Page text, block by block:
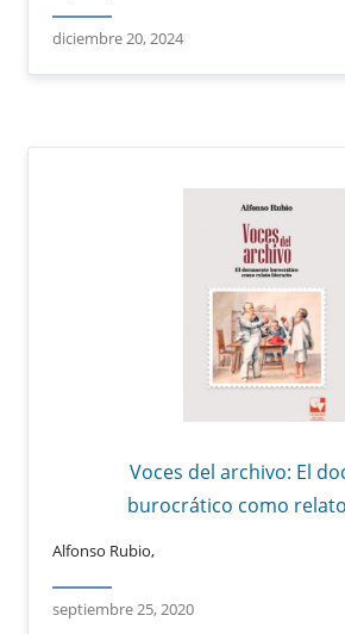
diciembre 20, 2024
Voces del archivo: El
burocrático como
Alfonso Rubio,
septiembre 25, 2020